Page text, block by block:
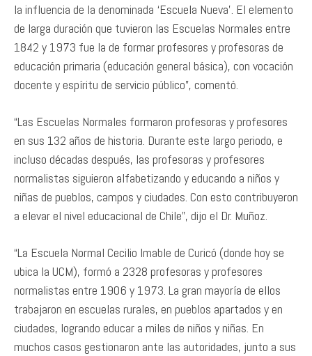
la influencia de la denominada ‘Escuela Nueva’. El elemento
de larga duración que tuvieron las Escuelas Normales entre
1842 y 1973 fue la de formar profesores y profesoras de
educación primaria (educación general básica), con vocación
docente y espíritu de servicio público”, comentó.
“Las Escuelas Normales formaron profesoras y profesores
en sus 132 años de historia. Durante este largo periodo, e
incluso décadas después, las profesoras y profesores
normalistas siguieron alfabetizando y educando a niños y
niñas de pueblos, campos y ciudades. Con esto contribuyeron
a elevar el nivel educacional de Chile”, dijo el Dr. Muñoz.
“La Escuela Normal Cecilio Imable de Curicó (donde hoy se
ubica la UCM), formó a 2328 profesoras y profesores
normalistas entre 1906 y 1973. La gran mayoría de ellos
trabajaron en escuelas rurales, en pueblos apartados y en
ciudades, logrando educar a miles de niños y niñas. En
muchos casos gestionaron ante las autoridades, junto a sus